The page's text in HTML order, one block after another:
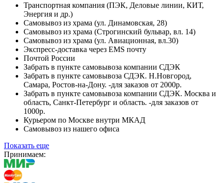
Транспортная компания (ПЭК, Деловые линии, КИТ,
Энергия и др.)
Самовывоз из храма (ул. Динамовская, 28)
Самовывоз из храма (Строгинский бульвар, вл. 14)
Самовывоз из храма (ул. Авиационная, вл.30)
Экспресс-доставка через EMS почту
Почтой России
Забрать в пункте самовывоза компании СДЭК
Забрать в пункте самовывоза СДЭК. Н.Новгород,
Самара, Ростов-на-Дону. -для заказов от 2000р.
Забрать в пункте самовывоза компании СДЭК. Москва и
область, Санкт-Петербург и область. -для заказов от
1000р.
Курьером по Москве внутри МКАД
Самовывоз из нашего офиса
Показать еще
Принимаем: